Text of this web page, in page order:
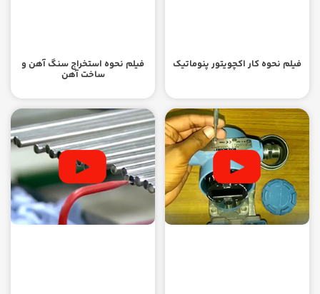
فیلم نحوه کار اکچویتور پنوماتیک فیلم نحوه استخراج سنگ آهن و
ساخت آهن